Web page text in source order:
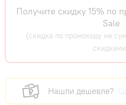
Получите скидку 15% по
Sale
(скидка по промокоду не
Нашли дешевле?